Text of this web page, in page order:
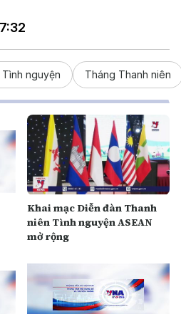
nguyện Tháng Thanh niên
Khai mạc Diễn đàn Thanh
niên Tình nguyện ASEAN
mở rộng